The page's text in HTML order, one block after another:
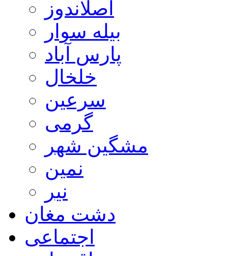
اصلاندوز
بیله سوار
پارس آباد
خلخال
سرعین
گرمی
مشگین شهر
نمین
نیر
دشت مغان
اجتماعی